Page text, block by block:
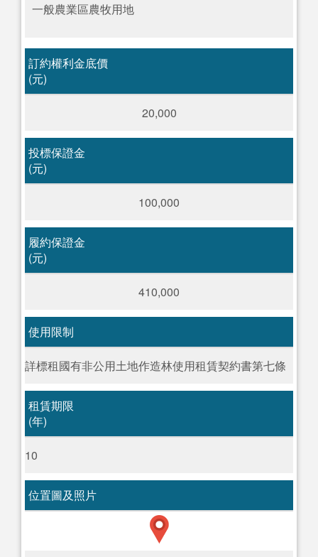
一般農業區農牧用地
訂約權利金底價
(元)
20,000
投標保證金
(元)
100,000
履約保證金
(元)
410,000
使用限制
詳標租國有非公用土地作造林使用租賃契約書第七條
租賃期限
(年)
10
位置圖及照片